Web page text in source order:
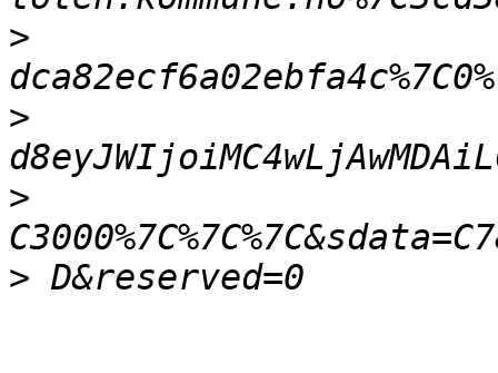
>
>
>
>